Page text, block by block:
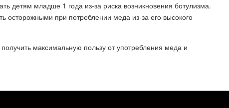
детям младше 1 года из-за риска возникновения ботулизма.
при потреблении меда из-за его высокого
максимальную пользу от употребления меда и